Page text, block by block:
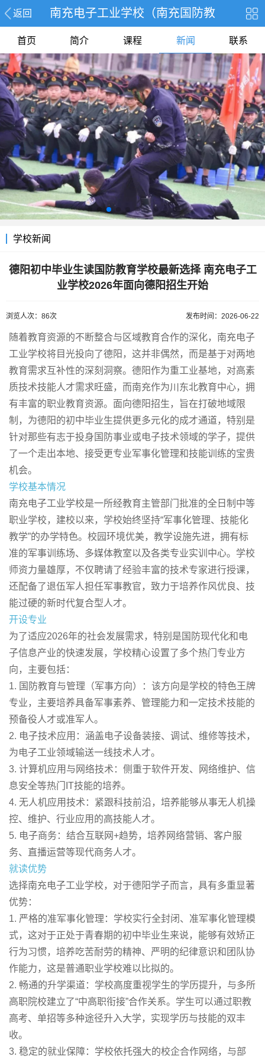
返回 南充电子工业学校（南充国防教
首页 简介 课程 新闻 联系
学校新闻
德阳初中毕业生读国防教育学校最新选择 南充电子工
业学校2026年面向德阳招生开始
浏览人次：86次 发布时间：2026-06-22
随着教育资源的不断整合与区域教育合作的深化，南充电子
工业学校将目光投向了德阳，这并非偶然，而是基于对两地
教育需求互补性的深刻洞察。德阳作为重工业基地，对高素
质技术技能人才需求旺盛，而南充作为川东北教育中心，拥
有丰富的职业教育资源。面向德阳招生，旨在打破地域限
制，为德阳的初中毕业生提供更多元化的成才通道，特别是
针对那些有志于投身国防事业或电子技术领域的学子，提供
了一个走出本地、接受更专业军事化管理和技能训练的宝贵
机会。
学校基本情况
南充电子工业学校是一所经教育主管部门批准的全日制中等
职业学校，建校以来，学校始终坚持“军事化管理、技能化
教学”的办学特色。校园环境优美，教学设施先进，拥有标
准的军事训练场、多媒体教室以及各类专业实训中心。学校
师资力量雄厚，不仅聘请了经验丰富的技术专家进行授课，
还配备了退伍军人担任军事教官，致力于培养作风优良、技
能过硬的新时代复合型人才。
开设专业
为了适应2026年的社会发展需求，特别是国防现代化和电
子信息产业的快速发展，学校精心设置了多个热门专业方
向，主要包括：
1. 国防教育与管理（军事方向）：该方向是学校的特色王牌
专业，主要培养具备军事素养、管理能力和一定技术技能的
预备役人才或准军人。
2. 电子技术应用：涵盖电子设备装接、调试、维修等技术，
为电子工业领域输送一线技术人才。
3. 计算机应用与网络技术：侧重于软件开发、网络维护、信
息安全等热门IT技能的培养。
4. 无人机应用技术：紧跟科技前沿，培养能够从事无人机操
控、维护、行业应用的高技能人才。
5. 电子商务：结合互联网+趋势，培养网络营销、客户服
务、直播运营等现代商务人才。
就读优势
选择南充电子工业学校，对于德阳学子而言，具有多重显著
优势：
1. 严格的准军事化管理：学校实行全封闭、准军事化管理模
式，这对于正处于青春期的初中毕业生来说，能够有效矫正
行为习惯，培养吃苦耐劳的精神、严明的纪律意识和团队协
作能力，这是普通职业学校难以比拟的。
2. 畅通的升学渠道：学校高度重视学生的学历提升，与多所
高职院校建立了“中高职衔接”合作关系。学生可以通过职教
高考、单招等多种途径升入大学，实现学历与技能的双丰
收。
3. 稳定的就业保障：学校依托强大的校企合作网络，与部